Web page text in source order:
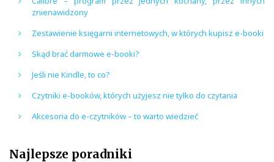
znienawidzony
Zestawienie księgarni internetowych, w których kupisz e-booki
Skąd brać darmowe e-booki?
Jeśli nie Kindle, to co?
Czytniki e-booków, których użyjesz nie tylko do czytania
Akcesoria do e-czytników – to warto wiedzieć
Najlepsze poradniki